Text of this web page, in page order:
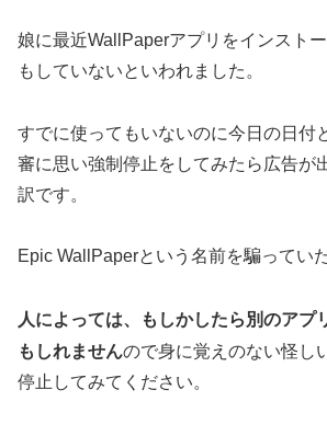
娘に最近WallPaperアプリをインスト
もしていないといわれました。
すでに使ってもいないのに今日の日付
審に思い強制停止をしてみたら広告が
訳です。
Epic WallPaperという名前を騙ってい
人によっては、もしかしたら別のアプ
もしれませんので身に覚えのない怪し
停止してみてください。